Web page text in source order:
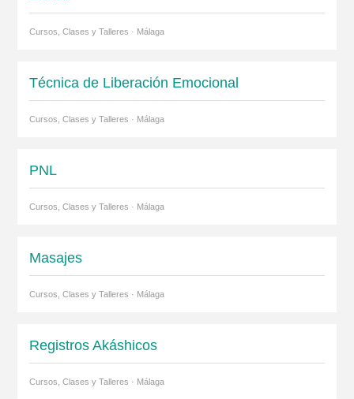
Cursos, Clases y Talleres · Málaga
Técnica de Liberación Emocional
Cursos, Clases y Talleres · Málaga
PNL
Cursos, Clases y Talleres · Málaga
Masajes
Cursos, Clases y Talleres · Málaga
Registros Akáshicos
Cursos, Clases y Talleres · Málaga